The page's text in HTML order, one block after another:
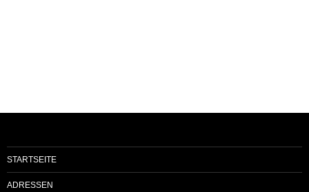
STARTSEITE
ADRESSEN